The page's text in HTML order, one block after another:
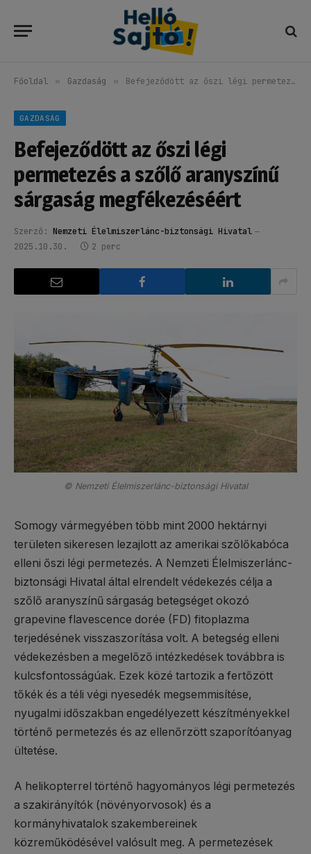
Főoldal » Gazdaság » Befejeződött az őszi légi permetezés a szőlő aranyszínű sárgaság megfékezéséért
GAZDASÁG
Befejeződött az őszi légi
permetezés a szőlő aranyszínű
sárgaság megfékezéséért
Szerző: Nemzeti Élelmiszerlánc-biztonsági Hivatal
2025.10.30.
2 perc
© Nemzeti Élelmiszerlánc-biztonsági Hivatal
Somogy vármegyében több mint 2000 hektárnyi
területen sikeresen lezajlott az amerikai szőlőkabóca
elleni őszi légi permetezés. A Nemzeti Élelmiszerlánc-
biztonsági Hivatal által elrendelt védekezés célja a
szőlő aranyszínű sárgaság betegséget okozó
grapevine flavescence dorée (FD) fitoplazma
terjedésének visszaszorítása volt. A betegség elleni
védekezésben a megelőző intézkedések továbbra is
kulcsfontosságúak. Ezek közé tartozik a fertőzött
tőkék és a téli végi nyesedék megsemmisítése,
nyugalmi időszakban engedélyezett készítményekkel
történő permetezés és az ellenőrzött szaporítóanyag
ültetése.
A helikopterrel történő hagyományos légi permetezés
a szakirányítók (növényorvosok) és a
kormányhivatalok szakembereinek
közreműködésével valósult meg. A permetezések